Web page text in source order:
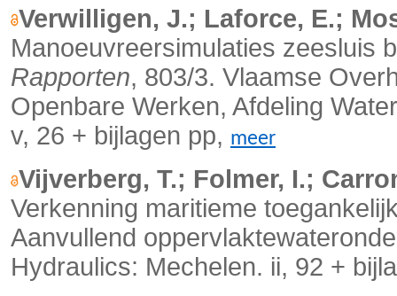
Verwilligen, J.; Laforce, E.;
Manoeuvreersimulaties zeesluis
Rapporten, 803/3. Vlaamse
Openbare Werken, Afdeling
v, 26 + bijlagen pp, meer
Vijverberg, T.; Folmer, I.;
Verkenning maritieme
Aanvullend
Hydraulics: Mechelen. ii, 92 +